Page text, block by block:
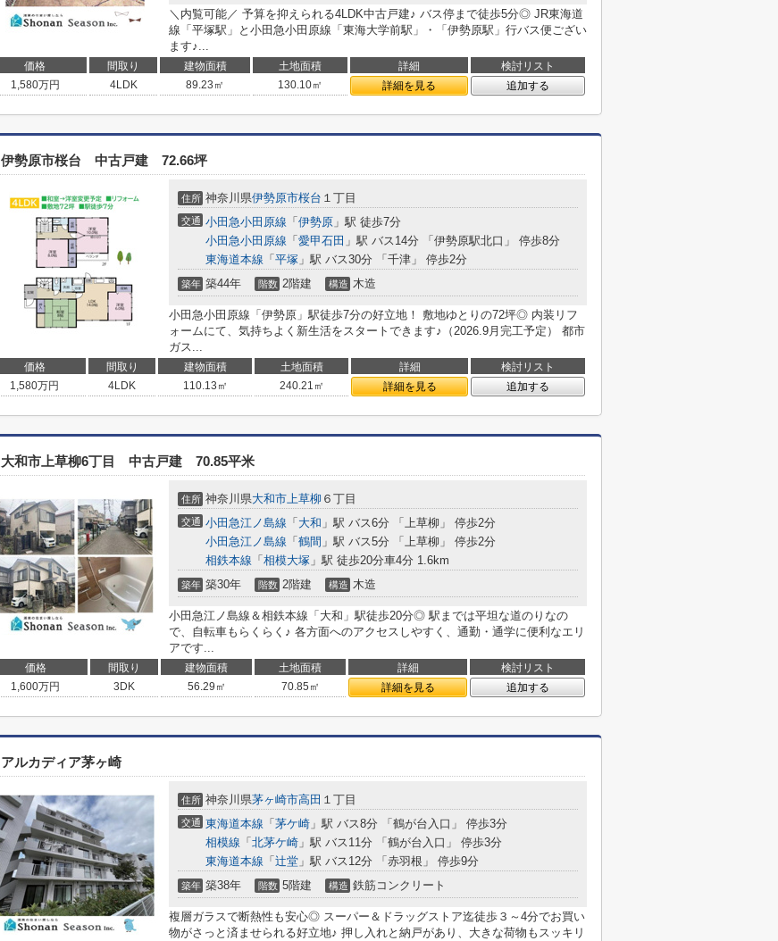
＼内覧可能／ 予算を抑えられる4LDK中古戸建♪ バス停まで徒歩5分◎ JR東海道
線「平塚駅」と小田急小田原線「東海大学前駅」・「伊勢原駅」行バス便ござい
ます♪...
価格 間取り 建物面積 土地面積 詳細
検討リスト
1,580万円 4LDK 89.23㎡ 130.10㎡ 詳細を見る 追加する
伊勢原市桜台 中古戸建 72.66坪
住所 神奈川県伊勢原市桜台 １丁目
交通 小田急小田原線 「 伊勢原 」駅 徒歩7分
小田急小田原線 「 愛甲石田 」駅 バス14分 「伊勢原駅北口」 停歩8分
東海道本線 「 平塚 」駅 バス30分 「千津」 停歩2分
築年 築44年 階数 2階建 構造 木造
小田急小田原線「伊勢原」駅徒歩7分の好立地！ 敷地ゆとりの72坪◎ 内装リフ
ォームにて、気持ちよく新生活をスタートできます♪（2026.9月完工予定） 都市
ガス...
価格 間取り 建物面積 土地面積 詳細
検討リスト
1,580万円 4LDK 110.13㎡ 240.21㎡ 詳細を見る 追加する
大和市上草柳6丁目 中古戸建 70.85平米
住所 神奈川県大和市上草柳 ６丁目
交通 小田急江ノ島線 「 大和 」駅 バス6分 「上草柳」 停歩2分
小田急江ノ島線 「 鶴間 」駅 バス5分 「上草柳」 停歩2分
相鉄本線 「 相模大塚 」駅 徒歩20分車4分 1.6km
築年 築30年 階数 2階建 構造 木造
小田急江ノ島線＆相鉄本線「大和」駅徒歩20分◎ 駅までは平坦な道のりなの
で、自転車もらくらく♪ 各方面へのアクセスしやすく、通勤・通学に便利なエリ
アです...
価格 間取り 建物面積 土地面積 詳細
検討リスト
1,600万円 3DK 56.29㎡ 70.85㎡ 詳細を見る 追加する
アルカディア茅ヶ崎
住所 神奈川県茅ヶ崎市高田 １丁目
交通 東海道本線 「 茅ケ崎 」駅 バス8分 「鶴が台入口」 停歩3分
相模線 「 北茅ケ崎 」駅 バス11分 「鶴が台入口」 停歩3分
東海道本線 「 辻堂 」駅 バス12分 「赤羽根」 停歩9分
築年 築38年 階数 5階建 構造 鉄筋コンクリート
複層ガラスで断熱性も安心◎ スーパー＆ドラッグストア迄徒歩３～4分でお買い
物がさっと済ませられる好立地♪ 押し入れと納戸があり、大きな荷物もスッキリ